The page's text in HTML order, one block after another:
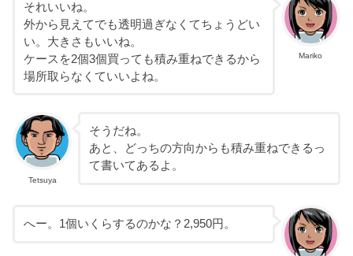
Mariko
それいいね。
外から見えてでも透明過ぎなくてちょうどい
い。大きさもいいね。
ケースを2個3個買っても積み重ねできるから
場所取らなくていいよね。
Tetsuya
そうだね。
あと、どっちの方向からも積み重ねできるっ
て書いてあるよ。
へー。1個いくらするのかな？2,950円。